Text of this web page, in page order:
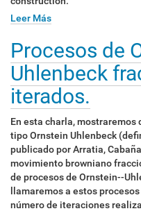
Leer Más
Procesos de
Uhlenbeck
iterados.
En esta charla, mostraremos
tipo Ornstein Uhlenbeck
publicado por Arratia,
movimiento browniano
de procesos de Ornstein--
llamaremos a estos
número de iteraciones